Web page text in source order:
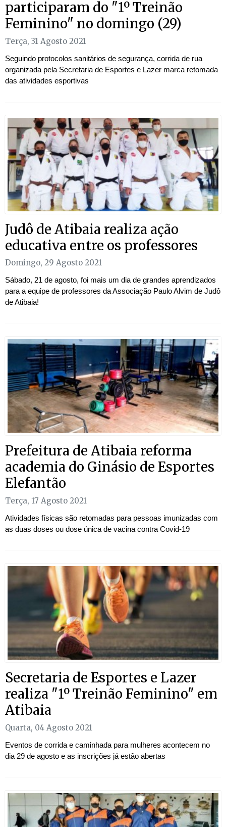
participaram do "1º Treinão
Feminino" no domingo (29)
Terça, 31 Agosto 2021
Seguindo protocolos sanitários de segurança, corrida de rua
organizada pela Secretaria de Esportes e Lazer marca retomada
das atividades esportivas
Judô de Atibaia realiza ação
educativa entre os professores
Domingo, 29 Agosto 2021
Sábado, 21 de agosto, foi mais um dia de grandes aprendizados
para a equipe de professores da Associação Paulo Alvim de Judô
de Atibaia!
Prefeitura de Atibaia reforma
academia do Ginásio de Esportes
Elefantão
Terça, 17 Agosto 2021
Atividades físicas são retomadas para pessoas imunizadas com
as duas doses ou dose única de vacina contra Covid-19
Secretaria de Esportes e Lazer
realiza "1º Treinão Feminino" em
Atibaia
Quarta, 04 Agosto 2021
Eventos de corrida e caminhada para mulheres acontecem no
dia 29 de agosto e as inscrições já estão abertas